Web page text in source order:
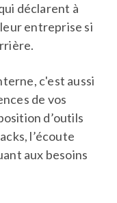
déclarent à
entreprise si
c'est aussi
de vos
d’outils
l’écoute
aux besoins